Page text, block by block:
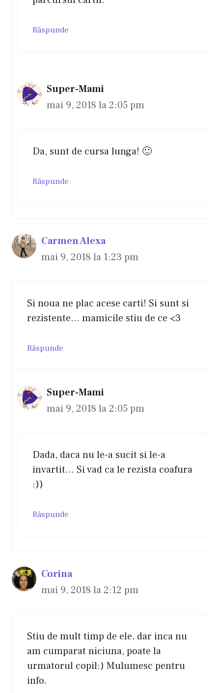
Răspunde
Super-Mami
mai 9, 2018 la 2:05 pm
Da, sunt de cursa lunga! 🙂
Răspunde
Carmen Alexa
mai 9, 2018 la 1:23 pm
Si noua ne plac acese carti! Si sunt si
rezistente… mamicile stiu de ce <3
Răspunde
Super-Mami
mai 9, 2018 la 2:05 pm
Dada, daca nu le-a sucit si le-a
invartit… Si vad ca le rezista coafura
:))
Răspunde
Corina
mai 9, 2018 la 2:12 pm
Stiu de mult timp de ele, dar inca nu
am cumparat niciuna, poate la
urmatorul copil:) Mulumesc pentru
info.